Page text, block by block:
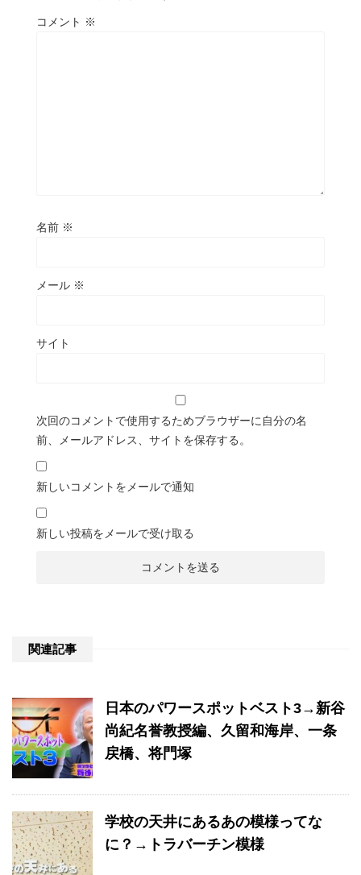
コメント ※
名前 ※
メール ※
サイト
次回のコメントで使用するためブラウザーに自分の名
前、メールアドレス、サイトを保存する。
新しいコメントをメールで通知
新しい投稿をメールで受け取る
関連記事
日本のパワースポットベスト3→新谷
尚紀名誉教授編、久留和海岸、一条
戻橋、将門塚
学校の天井にあるあの模様ってな
に？→トラバーチン模様